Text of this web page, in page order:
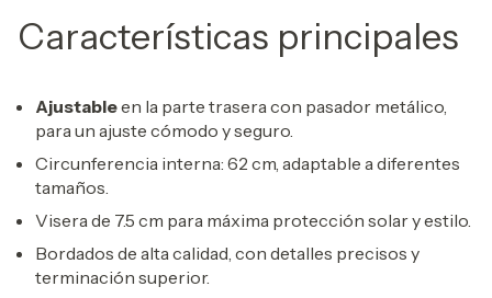
Características principales
Ajustableen la parte trasera con pasador metálico,
para un ajuste cómodo y seguro.
Circunferencia interna: 62 cm, adaptable a diferentes
tamaños.
Visera de 7.5 cm para máxima protección solar y estilo.
Bordados de alta calidad, con detalles precisos y
terminación superior.